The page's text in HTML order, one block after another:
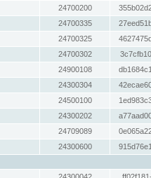
24700200
24700335
24700325
24700302
24900108
24300304
24500100
24300202
24709089
24300600